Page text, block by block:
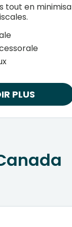
tout en minimisa
.
PLUS